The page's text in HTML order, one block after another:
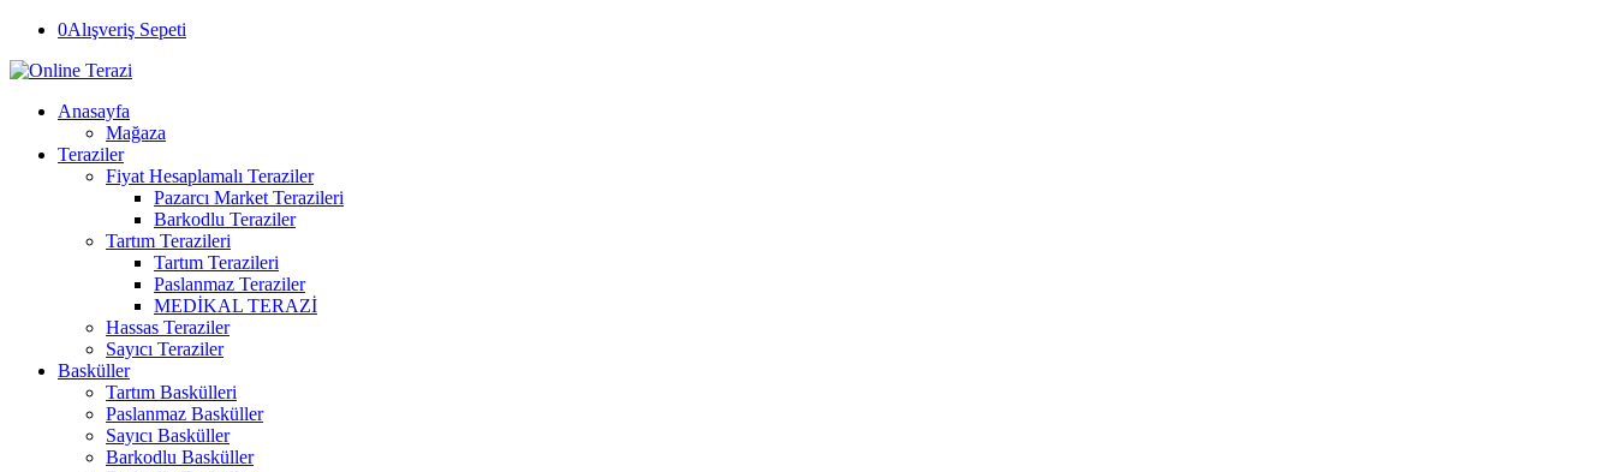
0Alışveriş Sepeti
Anasayfa
Mağaza
Teraziler
Fiyat Hesaplamalı Teraziler
Pazarcı Market Terazileri
Barkodlu Teraziler
Tartım Terazileri
Tartım Terazileri
Paslanmaz Teraziler
MEDİKAL TERAZİ
Hassas Teraziler
Sayıcı Teraziler
Basküller
Tartım Baskülleri
Paslanmaz Basküller
Sayıcı Basküller
Barkodlu Basküller